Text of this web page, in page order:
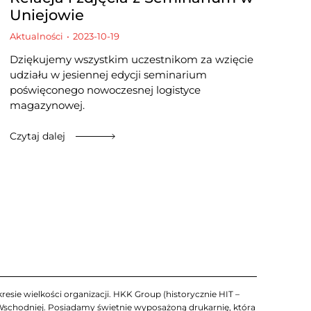
Uniejowie
Aktualności 2023-10-19
Dziękujemy wszystkim uczestnikom za wzięcie
udziału w jesiennej edycji seminarium
poświęconego nowoczesnej logistyce
magazynowej.
Czytaj dalej
wielkości organizacji. HKK Group (historycznie HIT –
Posiadamy świetnie wyposażoną drukarnię, która